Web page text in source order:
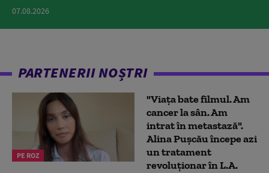
07.08.2026
PARTENERII NOȘTRI
PE ROZ
"Viața bate filmul. Am
cancer la sân. Am
intrat în metastază".
Alina Pușcău începe azi
un tratament
revoluționar în L.A.